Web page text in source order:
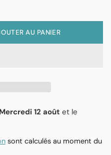
AU PANIER
Mercredi 12 août et le
sont calculés au moment du